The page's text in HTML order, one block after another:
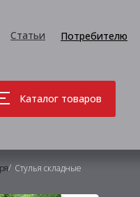
Статьи Потребителю
Каталог товаров
/ Стулья складные